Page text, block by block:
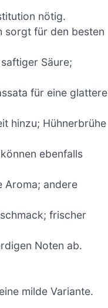
nötig.
sorgt für den besten
Säure;
für eine glattere
hinzu; Hühnerbrühe
ebenfalls
Aroma; andere
frischer
Noten ab.
milde Variante.